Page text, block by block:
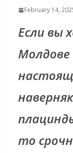
February 14,
Если вы
Молдове
то